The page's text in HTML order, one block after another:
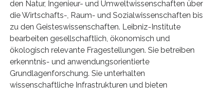
den Natur, Ingenieur- und Umweltwissenschaften über
die Wirtschafts-, Raum- und Sozialwissenschaften bis
zu den Geisteswissenschaften. Leibniz-Institute
bearbeiten gesellschaftlich, ökonomisch und
ökologisch relevante Fragestellungen. Sie betreiben
erkenntnis- und anwendungsorientierte
Grundlagenforschung. Sie unterhalten
wissenschaftliche Infrastrukturen und bieten